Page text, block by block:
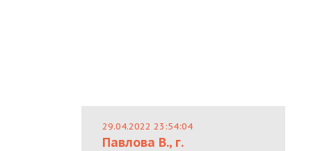
29.04.2022 23:54:04
Павлова В., г.